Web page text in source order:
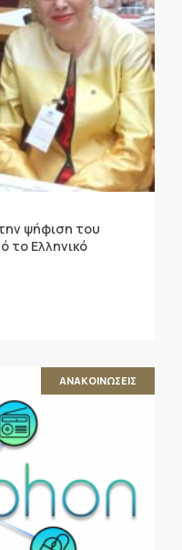
ψήφιση του
το Ελληνικό
ΑΝΑΚΟΙΝΩΣΕΙΣ